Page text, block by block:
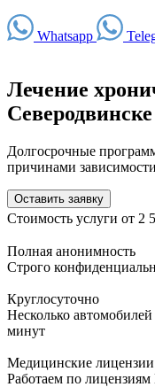
Whatsapp
Лечение
Северодвинске
Долгосрочные
причинами
Оставить заявку
Стоимость услуги от 2
Полная анонимность
Строго
Круглосуточно
Несколько
минут
Медицинские лицензии
Работаем по